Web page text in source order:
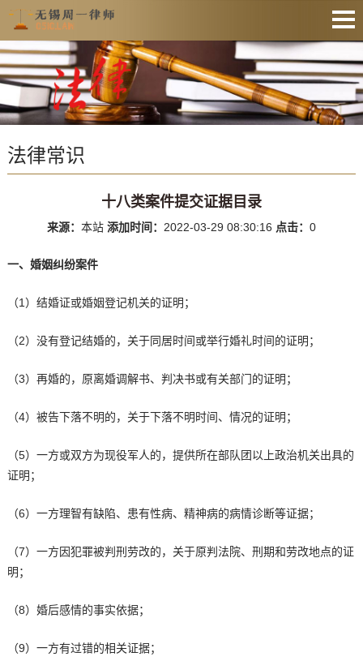
网站首页
法律资讯
业务范围
法律常识
十八类案件提交证据目录
来源： 本站 添加时间： 2022-03-29 08:30:16 点击： 0
一、婚姻纠纷案件
（1）结婚证或婚姻登记机关的证明；
（2）没有登记结婚的，关于同居时间或举行婚礼时间的证明；
（3）再婚的，原离婚调解书、判决书或有关部门的证明；
（4）被告下落不明的，关于下落不明时间、情况的证明；
（5）一方或双方为现役军人的，提供所在部队团以上政治机关出具的
证明；
（6）一方理智有缺陷、患有性病、精神病的病情诊断等证据；
（7）一方因犯罪被判刑劳改的，关于原判法院、刑期和劳改地点的证
明；
（8）婚后感情的事实依据；
（9）一方有过错的相关证据；